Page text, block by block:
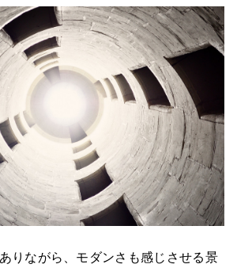
りながら、モダンさも感じさせる景